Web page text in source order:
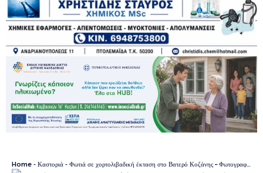
Home - Καστοριά - Φωτιά σε χορτολιβαδική έκταση στο Βατερό Κοζάνης – Φωτογραφίες